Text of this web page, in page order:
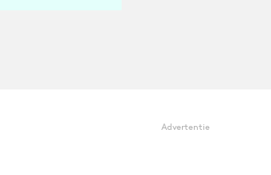
Advertentie